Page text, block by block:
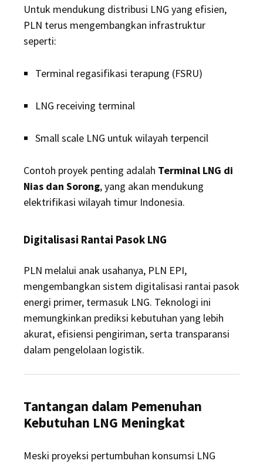
Untuk mendukung distribusi LNG yang efisien,
PLN terus mengembangkan infrastruktur
seperti:
Terminal regasifikasi terapung (FSRU)
LNG receiving terminal
Small scale LNG untuk wilayah terpencil
Contoh proyek penting adalah Terminal LNG di
Nias dan Sorong, yang akan mendukung
elektrifikasi wilayah timur Indonesia.
Digitalisasi Rantai Pasok LNG
PLN melalui anak usahanya, PLN EPI,
mengembangkan sistem digitalisasi rantai pasok
energi primer, termasuk LNG. Teknologi ini
memungkinkan prediksi kebutuhan yang lebih
akurat, efisiensi pengiriman, serta transparansi
dalam pengelolaan logistik.
Tantangan dalam Pemenuhan
Kebutuhan LNG Meningkat
Meski proyeksi pertumbuhan konsumsi LNG